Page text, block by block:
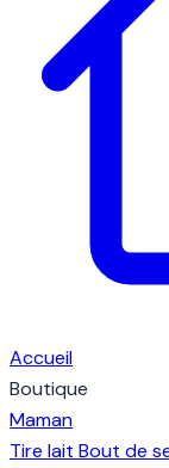
Accueil
Boutique
Maman
Tire lait Bout de